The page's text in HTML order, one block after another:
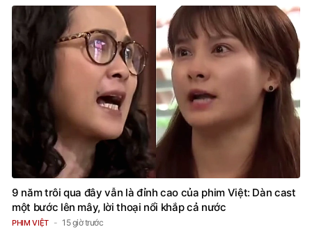
9 năm trôi qua đây vẫn là đỉnh cao của phim Việt: Dàn cast
một bước lên mây, lời thoại nổi khắp cả nước
PHIM VIỆT 15 giờ trước